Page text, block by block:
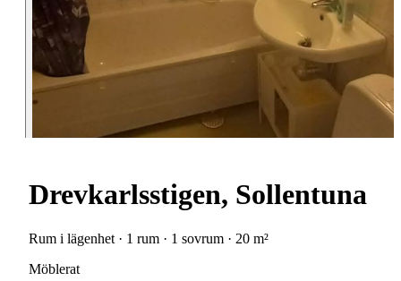
Drevkarlsstigen, Sollentuna
Rum i lägenhet · 1 rum · 1 sovrum · 20 m²
Möblerat